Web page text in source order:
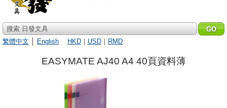
搜索 日發文具
繁體中文
English HKD ｜ USD ｜ RMD
EASYMATE AJ40 A4 40頁資料薄